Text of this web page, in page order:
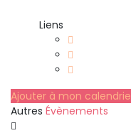
Liens
Ajouter à mon
Autres Évènements